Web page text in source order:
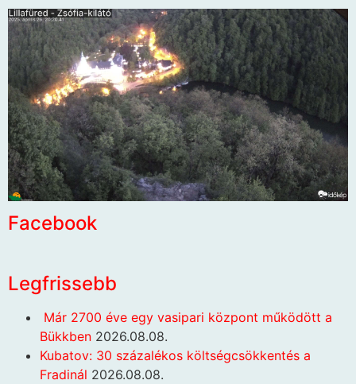
Facebook
Legfrissebb
Már 2700 éve egy vasipari központ működött a
Bükkben 2026.08.08.
Kubatov: 30 százalékos költségcsökkentés a
Fradinál 2026.08.08.